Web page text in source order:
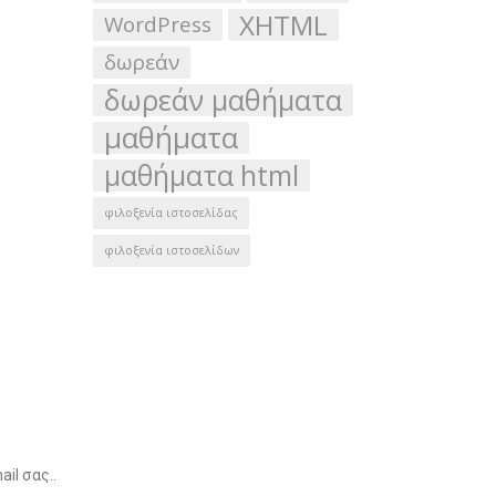
WordPress XHTML
δωρεάν
δωρεάν μαθήματα
μαθήματα
μαθήματα html
φιλοξενία ιστοσελίδας
φιλοξενία ιστοσελίδων